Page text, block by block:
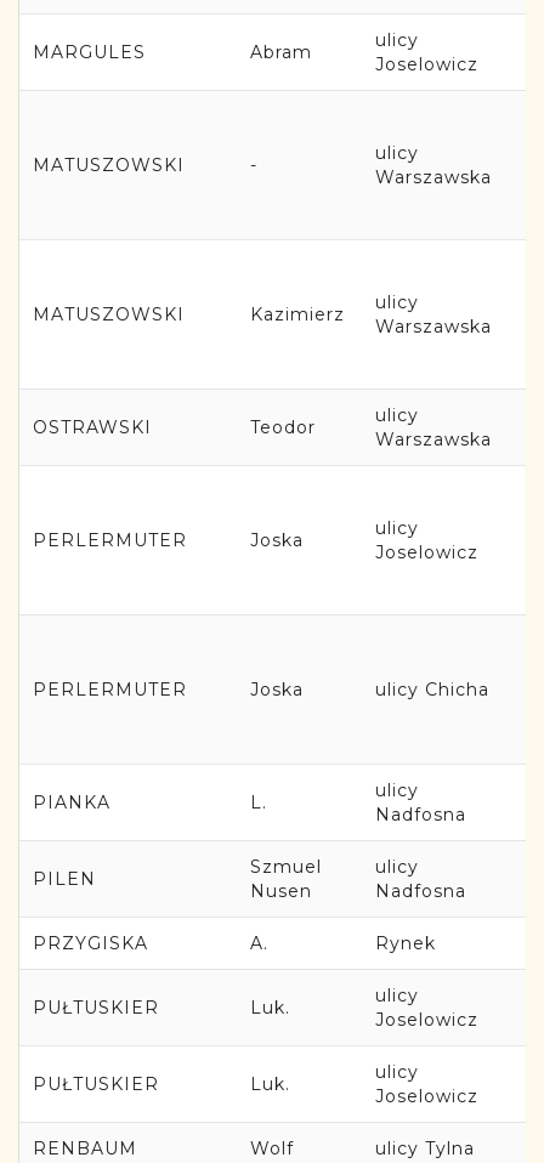
MARGULES Abram
ulicy
Joselowicz
MATUSZOWSKI -
ulicy
Warszawska
MATUSZOWSKI Kazimierz
ulicy
Warszawska
OSTRAWSKI Teodor
ulicy
Warszawska
PERLERMUTER Joska
ulicy
Joselowicz
PERLERMUTER Joska ulicy Chicha
PIANKA L.
ulicy
Nadfosna
PILEN
Szmuel
Nusen
ulicy
Nadfosna
PRZYGISKA A. Rynek
PUŁTUSKIER Luk.
ulicy
Joselowicz
PUŁTUSKIER Luk.
ulicy
Joselowicz
RENBAUM Wolf ulicy Tylna